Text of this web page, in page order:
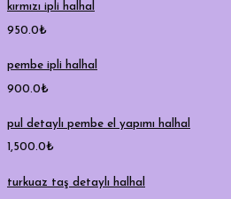
kırmızı ipli halhal
950.0₺
pembe ipli halhal
900.0₺
pul detaylı pembe el yapımı halhal
1,500.0₺
turkuaz taş detaylı halhal